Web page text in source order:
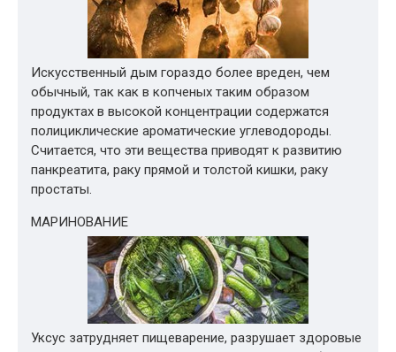
Искусственный дым гораздо более вреден, чем
обычный, так как в копченых таким образом
продуктах в высокой концентрации содержатся
полициклические ароматические углеводороды.
Считается, что эти вещества приводят к развитию
панкреатита, раку прямой и толстой кишки, раку
простаты.
МАРИНОВАНИЕ
Уксус затрудняет пищеварение, разрушает здоровые